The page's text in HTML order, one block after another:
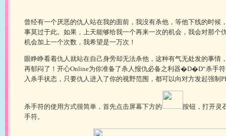
曾经有一个厌恶的仇人站在我的面前，我没有杀他，等他下线的时候
事莫过于此。如果，上天能够给我一个再来一次的机会，我会对那个
机会加上一个次数，我希望是一万次！
眼睁睁看着仇人就站在自己身旁却无法杀他，这种有气无处发的事情
再郁闷了！开心Online为你准备了杀人报仇必备之利器�D�D“杀手
入杀手状态，只要仇人进入了你的视野范围，都可以向对方发起强制
杀手符的使用方式很简单，首先点击屏幕下方的
按钮，打开灵
手符。